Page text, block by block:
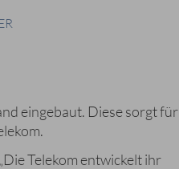
eingebaut. Diese sorgt für
Telekom entwickelt ihr